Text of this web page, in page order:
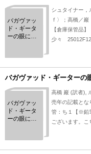
バガヴァッ
ド・ギータ
ーの眼に見
シュタイナー，
ｆ〉；高橋／
【倉庫保管
少々
バガヴァッド・ギーターの
バガヴァッ
ド・ギータ
ーの眼に見
高橋 巖 (訳者),
売年の記載とな
管：ち１【※鉛
ございます。
です。経年劣
がございます
ります。帯の有